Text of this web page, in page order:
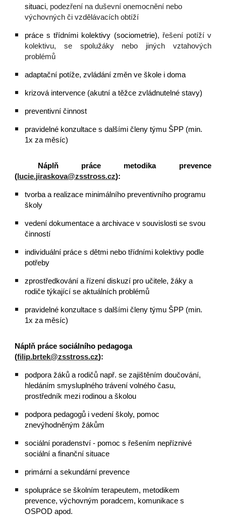
situaci, podezření na duševní onemocnění nebo
výchovných či vzdělávacích obtíží
práce s třídními kolektivy (sociometrie), řešení potíží v
kolektivu, se spolužáky nebo jiných vztahových
problémů
adaptační potíže, zvládání změn ve škole i doma
krizová intervence (akutní a těžce zvládnutelné stavy)
preventivní činnost
pravidelné konzultace s dalšími členy týmu ŠPP (min.
1x za měsíc)
Náplň práce metodika prevence
( lucie.jiraskova@zsstross.cz):
tvorba a realizace minimálního preventivního programu
školy
vedení dokumentace a archivace v souvislosti se svou
činností
individuální práce s dětmi nebo třídními kolektivy podle
potřeby
zprostředkování a řízení diskuzí pro učitele, žáky a
rodiče týkající se aktuálních problémů
pravidelné konzultace s dalšími členy týmu ŠPP (min.
1x za měsíc)
Náplň práce sociálního pedagoga
(filip.brtek@zsstross.cz):
podpora žáků a rodičů např. se zajištěním doučování,
hledáním smysluplného trávení volného času,
prostředník mezi rodinou a školou
podpora pedagogů i vedení školy, pomoc
znevýhodněným žákům
sociální poradenství - pomoc s řešením nepříznivé
sociální a finanční situace
primární a sekundární prevence
spolupráce se školním terapeutem, metodikem
prevence, výchovným poradcem, komunikace s
OSPOD apod.